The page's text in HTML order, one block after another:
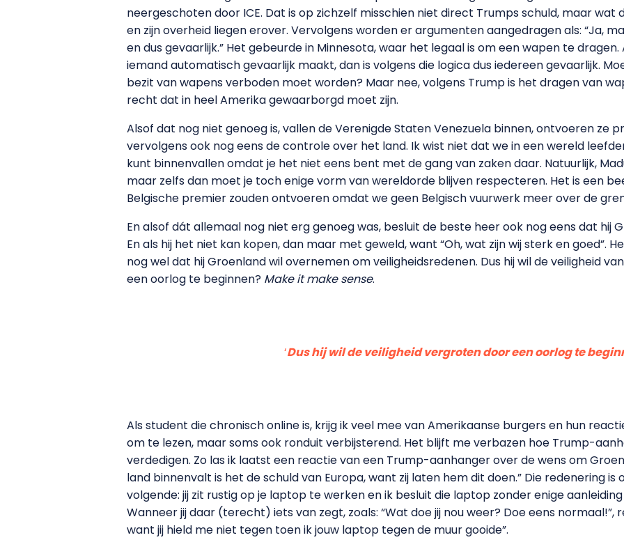
neergeschoten door ICE. Dat is op zichzelf misschien niet direct Trumps schuld, maar wat
en zijn overheid liegen erover. Vervolgens worden er argumenten aangedragen als: “Ja,
en dus gevaarlijk.” Het gebeurde in Minnesota, waar het legaal is om een wapen te
iemand automatisch gevaarlijk maakt, dan is volgens die logica dus iedereen gevaarlijk.
bezit van wapens verboden moet worden? Maar nee, volgens Trump is het dragen van
recht dat in heel Amerika gewaarborgd moet zijn.
Alsof dat nog niet genoeg is, vallen de Verenigde Staten Venezuela binnen, ontvoeren ze
vervolgens ook nog eens de controle over het land. Ik wist niet dat we in een wereld
kunt binnenvallen omdat je het niet eens bent met de gang van zaken daar. Natuurlijk,
maar zelfs dan moet je toch enige vorm van wereldorde blijven respecteren. Het is een
Belgische premier zouden ontvoeren omdat we geen Belgisch vuurwerk meer over de
En alsof dát allemaal nog niet erg genoeg was, besluit de beste heer ook nog eens dat hij
En als hij het niet kan kopen, dan maar met geweld, want “Oh, wat zijn wij sterk en goed”.
nog wel dat hij Groenland wil overnemen om veiligheidsredenen. Dus hij wil de veiligheid
een oorlog te beginnen? Make it make sense.
‘Dus hij wil de veiligheid vergroten door een oorlog te
Als student die chronisch online is, krijg ik veel mee van Amerikaanse burgers en hun
om te lezen, maar soms ook ronduit verbijsterend. Het blijft me verbazen hoe Trump-
verdedigen. Zo las ik laatst een reactie van een Trump-aanhanger over de wens om
land binnenvalt is het de schuld van Europa, want zij laten hem dit doen.” Die redenering
volgende: jij zit rustig op je laptop te werken en ik besluit die laptop zonder enige
Wanneer jij daar (terecht) iets van zegt, zoals: “Wat doe jij nou weer? Doe eens normaal!”,
want jij hield me niet tegen toen ik jouw laptop tegen de muur gooide”.